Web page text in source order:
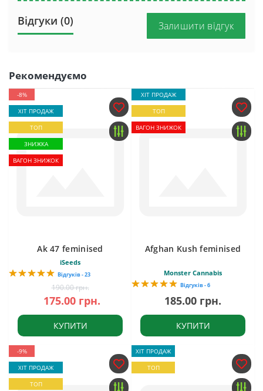
Відгуки (0) Залишити відгук
Рекомендуємо
-8%
ХІТ ПРОДАЖ
ТОП
ЗНИЖКА
ВАГОН ЗНИЖОК
Ak 47 feminised
iSeeds
Відгуків - 23
190.00 грн.
175.00 грн.
КУПИТИ
ХІТ ПРОДАЖ
ТОП
ВАГОН ЗНИЖОК
Afghan Kush feminised
Monster Cannabis
Відгуків - 6
185.00 грн.
КУПИТИ
-9%
ХІТ ПРОДАЖ
ТОП
ХІТ ПРОДАЖ
ТОП